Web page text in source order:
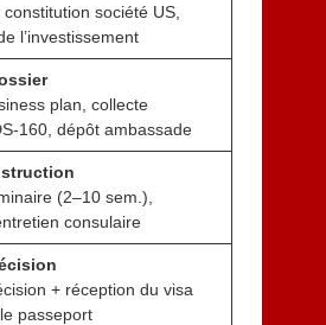
société US,
l’investissement
plan, collecte
160, dépôt ambassade
(2–10 sem.),
consulaire
+ réception du visa
passeport